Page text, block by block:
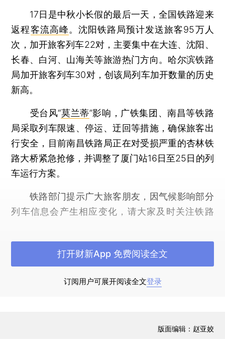
17日是中秋小长假的最后一天，全国铁路迎来
返程客流高峰。沈阳铁路局预计发送旅客95万人
次，加开旅客列车22对，主要集中在大连、沈阳、
长春、白河、山海关等旅游热门方向。哈尔滨铁路
局加开旅客列车30对，创该局列车加开数量的历史
新高。
受台风“莫兰蒂”影响，广铁集团、南昌等铁路
局采取列车限速、停运、迂回等措施，确保旅客出
行安全，目前南昌铁路局正在对受损严重的杏林铁
路大桥紧急抢修，并调整了厦门站16日至25日的列
车运行方案。
铁路部门提示广大旅客朋友，因气候影响部分
列车信息会产生相应变化，请大家及时关注铁路
话成功预订但尚未取票的旅客，请尽量提前取票，
以免高峰时段因取票不及时耽误行程。（完）（记
订阅用户可展开阅读全文登录
打开财新App 免费阅读全文
版面编辑：赵亚姣